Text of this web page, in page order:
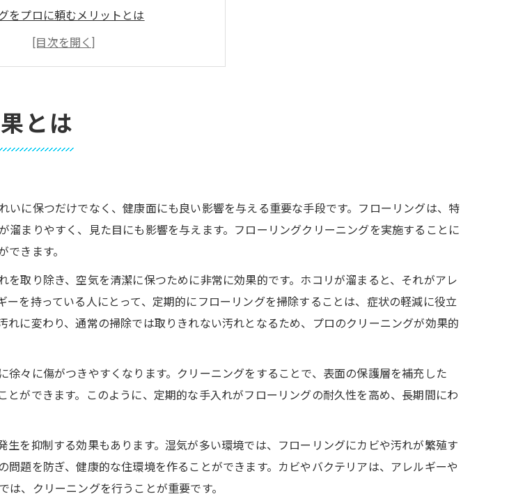
をプロに頼むメリットとは
とは
に保つだけでなく、健康面にも良い影響を与える重要な手段です。フローリングは、特
まりやすく、見た目にも影響を与えます。フローリングクリーニングを実施することに
きます。
取り除き、空気を清潔に保つために非常に効果的です。ホコリが溜まると、それがアレ
を持っている人にとって、定期的にフローリングを掃除することは、症状の軽減に役立
に変わり、通常の掃除では取りきれない汚れとなるため、プロのクリーニングが効果的
々に傷がつきやすくなります。クリーニングをすることで、表面の保護層を補充した
ができます。このように、定期的な手入れがフローリングの耐久性を高め、長期間にわ
を抑制する効果もあります。湿気が多い環境では、フローリングにカビや汚れが繁殖す
題を防ぎ、健康的な住環境を作ることができます。カビやバクテリアは、アレルギーや
、クリーニングを行うことが重要です。